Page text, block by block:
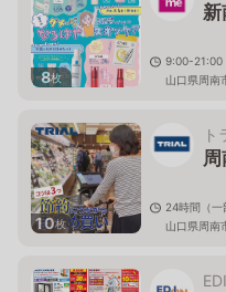
8枚
新
9:00-21:00
山口県周南
10枚
ト
24時間（一
山口県周南